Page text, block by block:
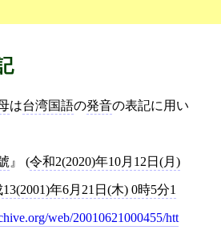
は台湾国語の発音の表記に用い
(令和2(2020)年10月12日(月)
年6月21日(木) 0時5分1
web/20010621000455/htt